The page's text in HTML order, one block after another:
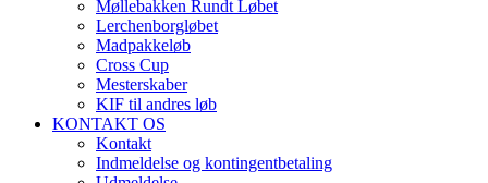
Møllebakken Rundt Løbet
Lerchenborgløbet
Madpakkeløb
Cross Cup
Mesterskaber
KIF til andres løb
KONTAKT OS
Kontakt
Indmeldelse og kontingentbetaling